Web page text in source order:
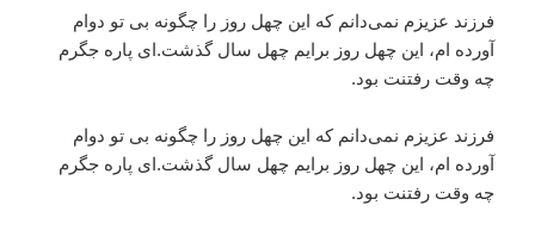
فرزند عزیزم نمی‌دانم که این چهل روز را چگونه بی تو دوام
آورده ام، این چهل روز برایم چهل سال گذشت.‌ای پاره جگرم
چه وقت رفتنت بود.
فرزند عزیزم نمی‌دانم که این چهل روز را چگونه بی تو دوام
آورده ام، این چهل روز برایم چهل سال گذشت.‌ای پاره جگرم
چه وقت رفتنت بود.